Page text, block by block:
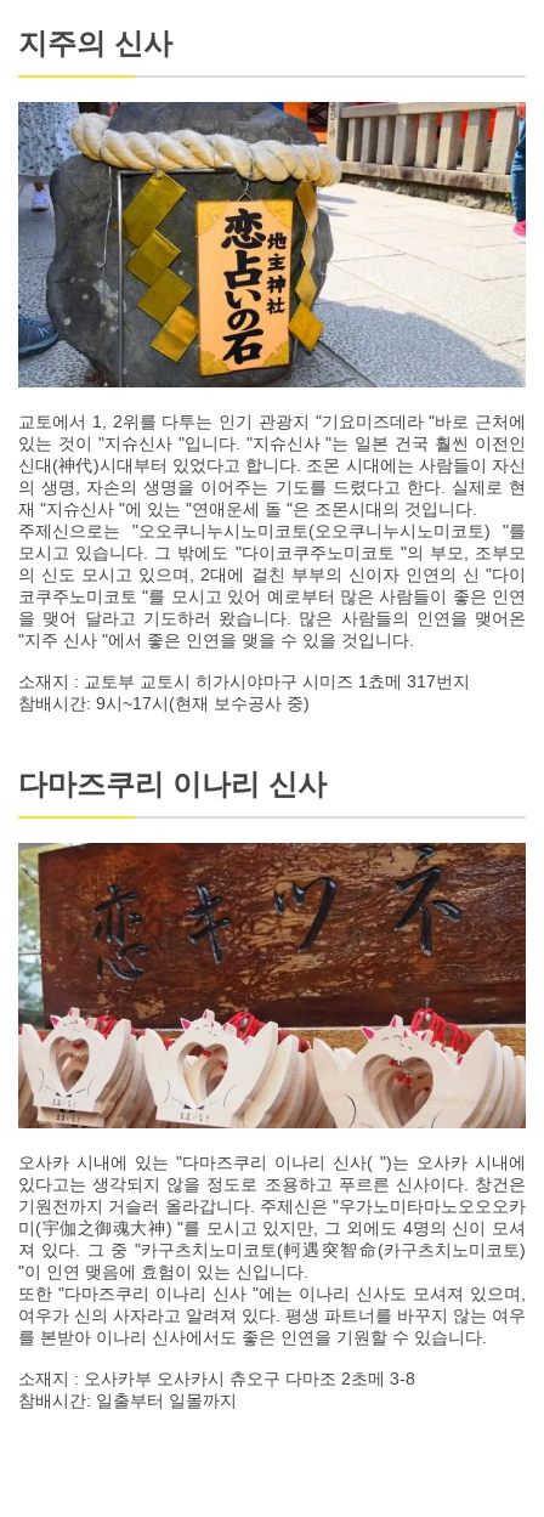
지주의 신사
교토에서 1, 2위를 다투는 인기 관광지 "기요미즈데라 "바로 근처에
있는 것이 "지슈신사 "입니다. "지슈신사 "는 일본 건국 훨씬 이전인
신대(神代)시대부터 있었다고 합니다. 조몬 시대에는 사람들이 자신
의 생명, 자손의 생명을 이어주는 기도를 드렸다고 한다. 실제로 현
재 "지슈신사 "에 있는 "연애운세 돌 "은 조몬시대의 것입니다.
주제신으로는 "오오쿠니누시노미코토(오오쿠니누시노미코토) "를
모시고 있습니다. 그 밖에도 "다이코쿠주노미코토 "의 부모, 조부모
의 신도 모시고 있으며, 2대에 걸친 부부의 신이자 인연의 신 "다이
코쿠주노미코토 "를 모시고 있어 예로부터 많은 사람들이 좋은 인연
을 맺어 달라고 기도하러 왔습니다. 많은 사람들의 인연을 맺어온
"지주 신사 "에서 좋은 인연을 맺을 수 있을 것입니다.
소재지 : 교토부 교토시 히가시야마구 시미즈 1쵸메 317번지
참배시간: 9시~17시(현재 보수공사 중)
다마즈쿠리 이나리 신사
오사카 시내에 있는 "다마즈쿠리 이나리 신사( ")는 오사카 시내에
있다고는 생각되지 않을 정도로 조용하고 푸르른 신사이다. 창건은
기원전까지 거슬러 올라갑니다. 주제신은 "우가노미타마노오오오카
미(宇伽之御魂大神) "를 모시고 있지만, 그 외에도 4명의 신이 모셔
져 있다. 그 중 "카구츠치노미코토(軻遇突智命(카구츠치노미코토)
"이 인연 맺음에 효험이 있는 신입니다.
또한 "다마즈쿠리 이나리 신사 "에는 이나리 신사도 모셔져 있으며,
여우가 신의 사자라고 알려져 있다. 평생 파트너를 바꾸지 않는 여우
를 본받아 이나리 신사에서도 좋은 인연을 기원할 수 있습니다.
소재지 : 오사카부 오사카시 츄오구 다마조 2초메 3-8
참배시간: 일출부터 일몰까지